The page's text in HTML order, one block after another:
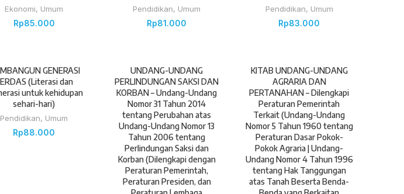
Ekonomi, Umum
Rp85.000
Pendidikan, Umum
Rp81.000
Pendidikan, Umum
Rp83.000
GENERASI
(Literasi dan
untuk kehidupan
sehari-hari)
Pendidikan, Umum
Rp88.000
UNDANG-UNDANG
PERLINDUNGAN SAKSI DAN
KORBAN – Undang-Undang
Nomor 31 Tahun 2014
tentang Perubahan atas
Undang-Undang Nomor 13
Tahun 2006 tentang
Perlindungan Saksi dan
Korban (Dilengkapi dengan
Peraturan Pemerintah,
Peraturan Presiden, dan
KITAB UNDANG-UNDANG
AGRARIA DAN
PERTANAHAN – Dilengkapi
Peraturan Pemerintah
Terkait (Undang-Undang
Nomor 5 Tahun 1960 tentang
Peraturan Dasar Pokok-
Pokok Agraria | Undang-
Undang Nomor 4 Tahun 1996
tentang Hak Tanggungan
atas Tanah Beserta Benda-